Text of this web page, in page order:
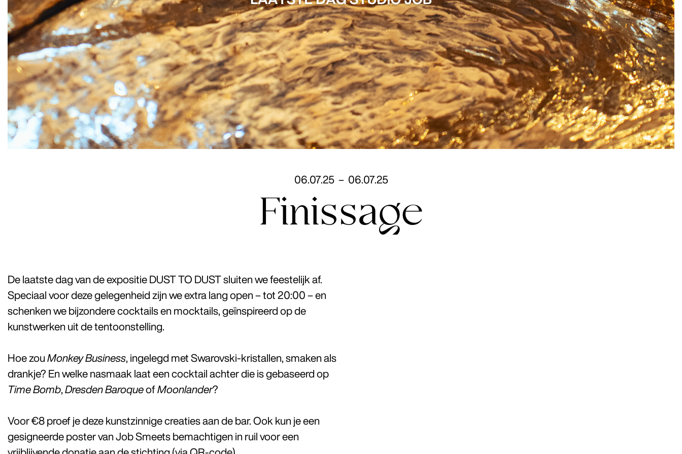
06 07. 25– 06 07. 25
Finissage
De laatste dag van de expositie DUST TO DUST sluiten we feestelijk af.
Speciaal voor deze gelegenheid zijn we extra lang open – tot 20:00 – en
schenken we bijzondere cocktails en mocktails, geïnspireerd op de
kunstwerken uit de tentoonstelling.
Hoe zou Monkey Business , ingelegd met Swarovski-kristallen, smaken als
drankje? En welke nasmaak laat een cocktail achter die is gebaseerd op
Time Bomb Dresden BaroqueofMoonlander?
Voor €8 proef je deze kunstzinnige creaties aan de bar. Ook kun je een
gesigneerde poster van Job Smeets bemachtigen in ruil voor een